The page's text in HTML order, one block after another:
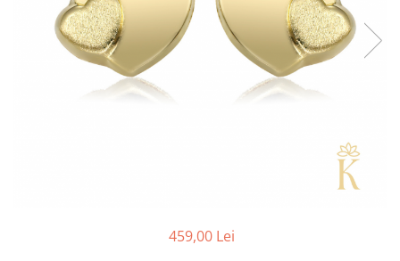
459,00 Lei